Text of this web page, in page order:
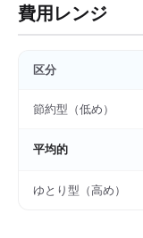
費用レンジ
区分
節約型（低め）
平均的
ゆとり型（高め）